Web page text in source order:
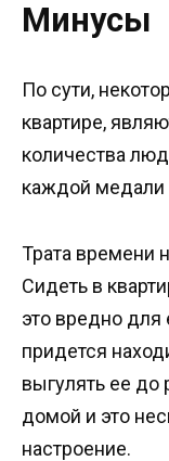
Минусы
По сути,
квартире,
количества
каждой медали
Трата времени
Сидеть в
это вредно для
придется
выгулять ее до
домой и это
настроение.